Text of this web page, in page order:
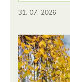
31. 07. 2026